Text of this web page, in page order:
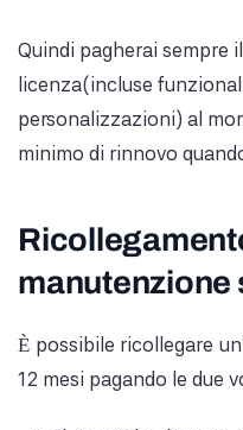
Quindi pagherai sempre
licenza(incluse
personalizzazioni) al
minimo di rinnovo
manutenzione
È possibile ricollegare
12 mesi pagando le due